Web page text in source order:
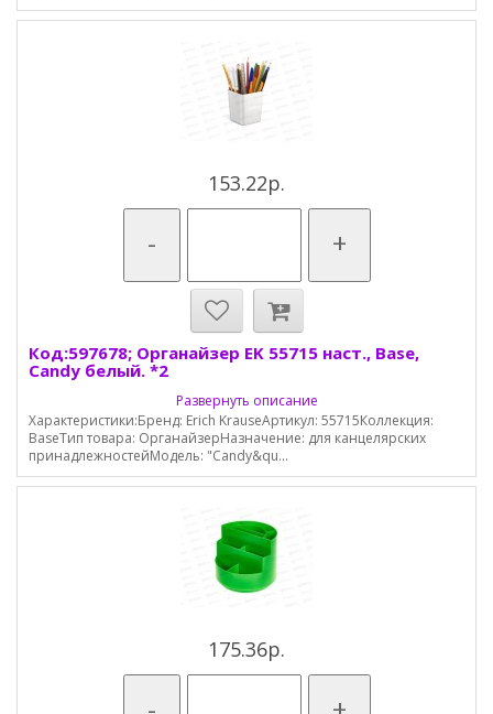
153.22р.
- +
Код:597678; Органайзер EK 55715 наст., Base,
Candy белый. *2
Развернуть описание
Характеристики:Бренд: Erich KrauseАртикул: 55715Коллекция:
BaseТип товара: ОрганайзерНазначение: для канцелярских
принадлежностейМодель: "Candy&qu...
175.36р.